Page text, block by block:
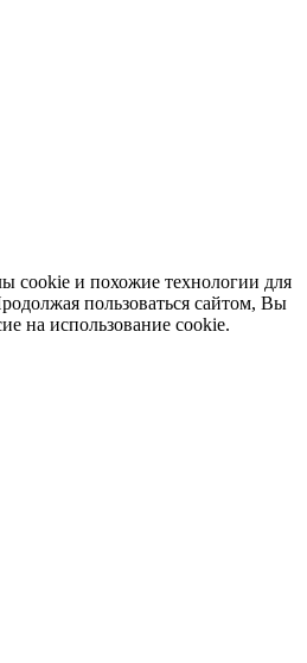
cookie и похожие технологии для
пользоваться сайтом, Вы
на использование cookie.